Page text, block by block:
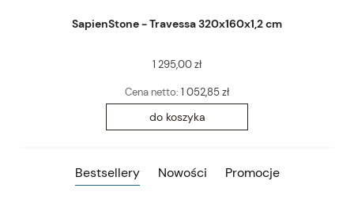
SapienStone - Travessa 320x160x1,2 cm
1 295,00 zł
Cena netto: 1 052,85 zł
do koszyka
Bestsellery Nowości Promocje